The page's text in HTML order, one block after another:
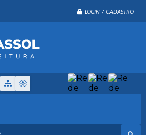
LOGIN / CADASTRO